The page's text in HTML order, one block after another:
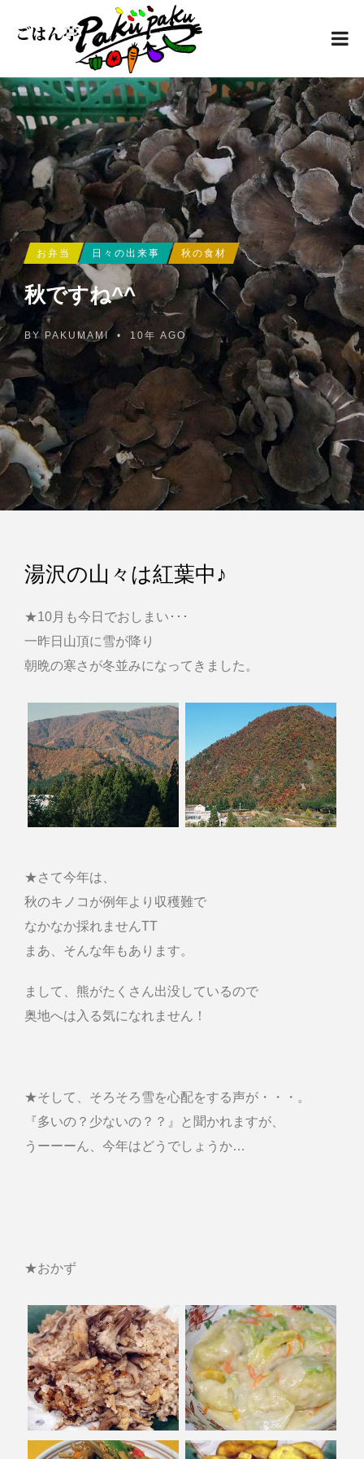
お弁当 日々の出来事 秋の食材
秋ですね^^
BY PAKUMAMI • 10年 AGO
湯沢の山々は紅葉中♪
★10月も今日でおしまい･･･
一昨日山頂に雪が降り
朝晩の寒さが冬並みになってきました。
★さて今年は、
秋のキノコが例年より収穫難で
なかなか採れませんTT
まあ、そんな年もあります。
まして、熊がたくさん出没しているので
奥地へは入る気になれません！
★そして、そろそろ雪を心配をする声が・・・。
『多いの？少ないの？？』と聞かれますが、
うーーーん、今年はどうでしょうか…
★おかず